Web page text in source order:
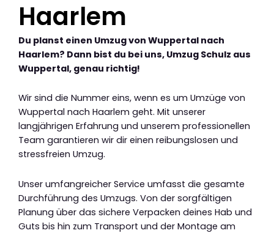
Haarlem
Du planst einen Umzug von Wuppertal nach
Haarlem? Dann bist du bei uns, Umzug Schulz aus
Wuppertal, genau richtig!
Wir sind die Nummer eins, wenn es um Umzüge von
Wuppertal nach Haarlem geht. Mit unserer
langjährigen Erfahrung und unserem professionellen
Team garantieren wir dir einen reibungslosen und
stressfreien Umzug.
Unser umfangreicher Service umfasst die gesamte
Durchführung des Umzugs. Von der sorgfältigen
Planung über das sichere Verpacken deines Hab und
Guts bis hin zum Transport und der Montage am